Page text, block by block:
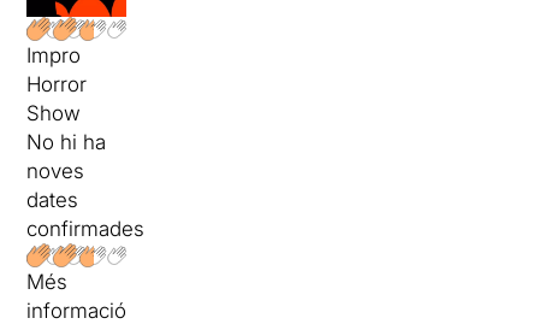
Impro
Horror
Show
No hi ha
noves
dates
confirmades
Més
informació